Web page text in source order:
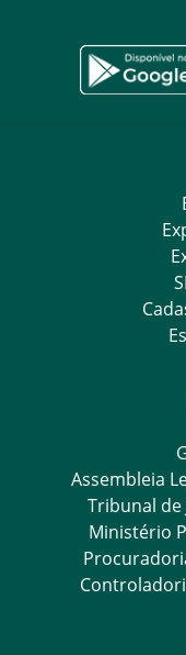
Assembleia
Tribunal de
Ministério